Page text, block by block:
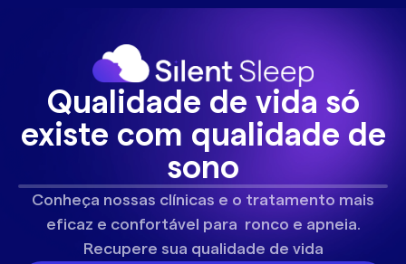
Qualidade de vida só
existe com qualidade de
sono
Conheça nossas clínicas e o tratamento mais
eficaz e confortável para ronco e apneia.
Recupere sua qualidade de vida